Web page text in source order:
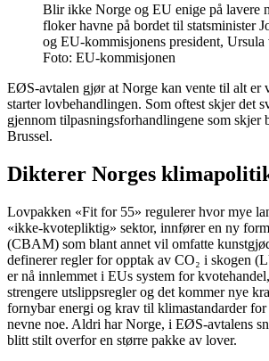
Blir ikke Norge og EU enige på lavere
floker havne på bordet til statsminister
og EU-kommisjonens president, Ursula
Foto: EU-kommisjonen
EØS-avtalen gjør at Norge kan vente til alt er
starter lovbehandlingen. Som oftest skjer det
gjennom tilpasningsforhandlingene som skjer
Brussel.
Dikterer Norges
Lovpakken «Fit for 55» regulerer hvor mye
«ikke-kvotepliktig» sektor, innfører en ny
(CBAM) som blant annet vil omfatte
definerer regler for opptak av CO₂ i skogen
er nå innlemmet i EUs system for
strengere utslippsregler og det kommer nye
fornybar energi og krav til klimastandarder
nevne noe. Aldri har Norge, i EØS-avtalens
blitt stilt overfor en større pakke av lover.